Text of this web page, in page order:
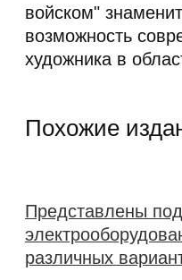
войском"
возможность
художника в
Похожие
Представлены
различных